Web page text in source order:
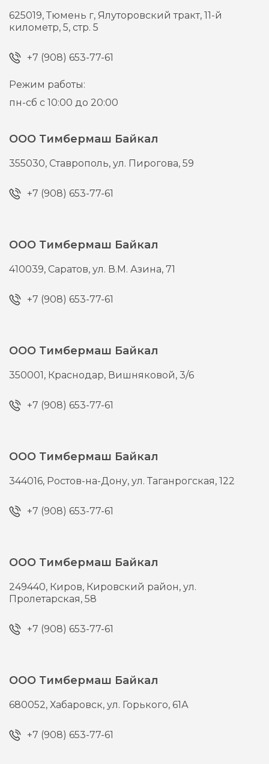
625019,Тюмень г, Ялуторовский тракт, 11-й
километр, 5, стр. 5
+7 (908) 653-77-61
Режим работы:
пн-сб с 10:00 до 20:00
ООО Тимбермаш Байкал
355030, Ставрополь,ул. Пирогова, 59
+7 (908) 653-77-61
ООО Тимбермаш Байкал
410039, Саратов,ул. В.М. Азина, 71
+7 (908) 653-77-61
ООО Тимбермаш Байкал
350001, Краснодар, Вишняковой, 3/6
+7 (908) 653-77-61
ООО Тимбермаш Байкал
344016, Ростов-на-Дону,ул. Таганрогская, 122
+7 (908) 653-77-61
ООО Тимбермаш Байкал
249440, Киров, Кировский район, ул.
Пролетарская, 58
+7 (908) 653-77-61
ООО Тимбермаш Байкал
680052,Хабаровск,ул. Горького, 61А
+7 (908) 653-77-61